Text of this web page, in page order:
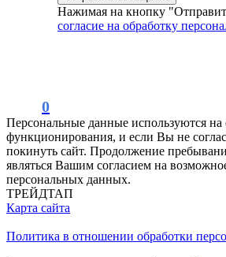
Нажимая на кнопку
согласие на обработку
0
Персональные данные используются на
функционирования, и если Вы не
покинуть сайт. Продолжение
являться Вашим согласием на
персональных данных.
ТРЕЙДТАП
Карта сайта
Политика в отношении обработки